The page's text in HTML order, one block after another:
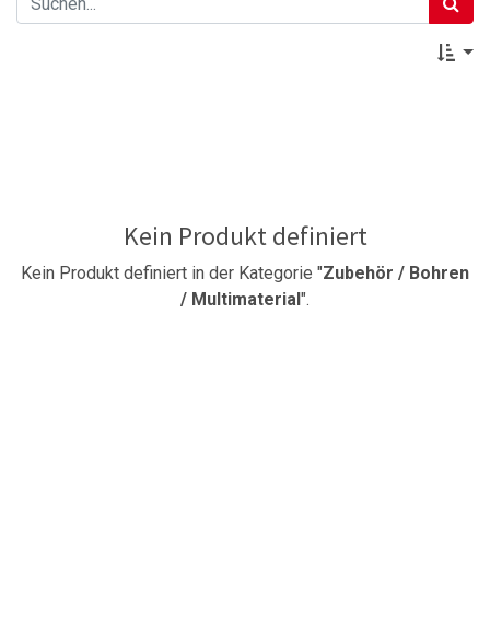
Kein Produkt definiert
Kein Produkt definiert in der Kategorie "Zubehör / Bohren
/ Multimaterial ".